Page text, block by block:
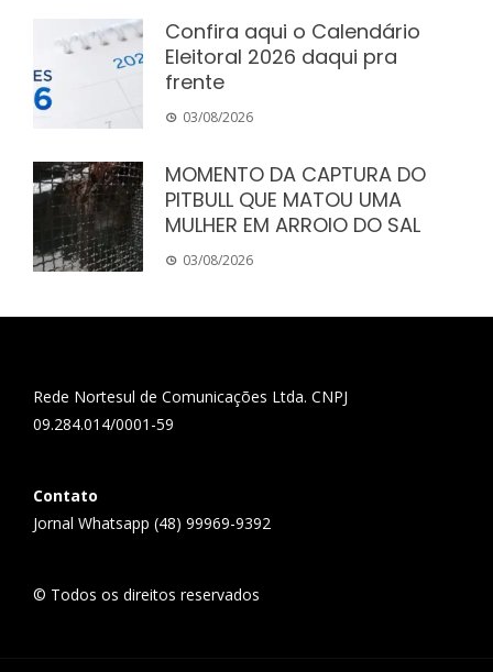
Confira aqui o Calendário
Eleitoral 2026 daqui pra
frente
03/08/2026
MOMENTO DA CAPTURA DO
PITBULL QUE MATOU UMA
MULHER EM ARROIO DO SAL
03/08/2026
Rede Nortesul de Comunicações Ltda. CNPJ
09.284.014/0001-59
Contato
Jornal Whatsapp (48) 99969-9392
© Todos os direitos reservados